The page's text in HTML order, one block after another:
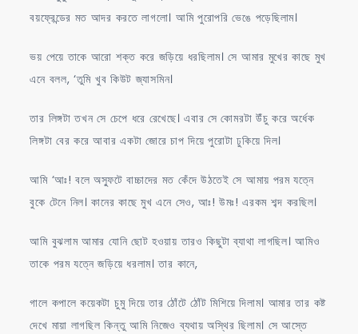
বয়ফ্রেন্ডের মত আদর করতে লাগলো। আমি পুরোপরি ভেঙে পড়েছিলাম।
ভয় পেয়ে তাকে আরো শক্ত করে জড়িয়ে ধরছিলাম। সে আমার মুখের কাছে মুখ
এনে বলল, ‘তুমি খুব কিউট জ্যাসমিন।
তার লিঙ্গটা তখন সে চেপে ধরে রেখেছে। এবার সে কোমরটা উঁচু করে অর্ধেক
লিঙ্গটা বের করে আবার একটা জোরে চাপ দিয়ে পুরোটা ঢুকিয়ে দিল।
আমি ‘আঃ! বলে অস্ফুটে বাচ্চাদের মত কেঁদে উঠতেই সে আমায় পরম যত্নে
বুকে টেনে নিল। কানের কাছে মুখ এনে সেও, আঃ! উমঃ! এরকম শব্দ করছিল।
আমি বুঝলাম আমার যোনি ছোট হওয়ায় তারও কিছুটা ব্যাথা লাগছিল। আমিও
তাকে পরম যত্নে জড়িয়ে ধরলাম। তার কানে,
গালে কপালে কয়েকটা চুমু দিয়ে তার ঠোঁটে ঠোঁট মিশিয়ে দিলাম। আমার তার কষ্ট
দেখে মায়া লাগছিল কিন্তু আমি নিজেও ব্যথায় অস্থির ছিলাম। সে আস্তে